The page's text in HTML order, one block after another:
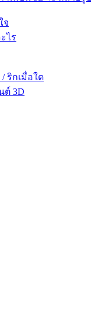
จ
ไร
/ ริกเมื่อใด
ต์ 3D